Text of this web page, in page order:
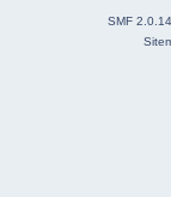
SMF 2.0.14